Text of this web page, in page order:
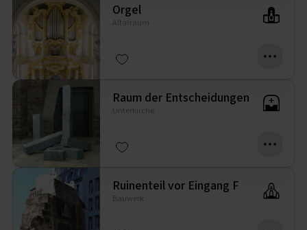
Orgel
Altarraum
Raum der Entscheidungen
Unterkirche
Ruinenteil vor Eingang F
Bauwerk